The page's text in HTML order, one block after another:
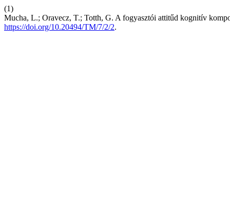
(1)
Mucha, L.; Oravecz, T.; Totth, G. A fogyasztói attitűd kognitív
https://doi.org/10.20494/TM/7/2/2.